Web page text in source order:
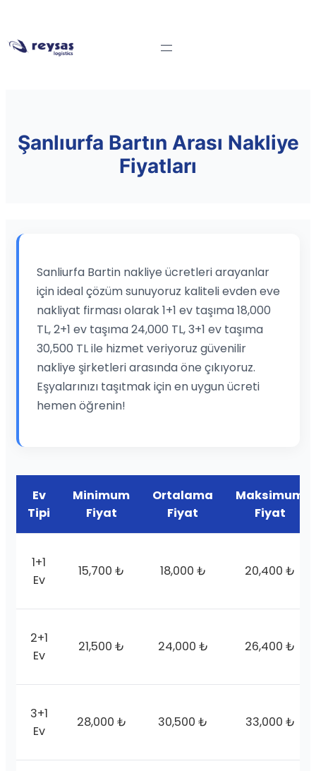
Şanlıurfa Bartın Arası Nakliye
Fiyatları
Sanliurfa Bartin nakliye ücretleri arayanlar
için ideal çözüm sunuyoruz kaliteli evden eve
nakliyat firması olarak 1+1 ev taşıma 18,000
TL, 2+1 ev taşıma 24,000 TL, 3+1 ev taşıma
30,500 TL ile hizmet veriyoruz güvenilir
nakliye şirketleri arasında öne çıkıyoruz.
Eşyalarınızı taşıtmak için en uygun ücreti
hemen öğrenin!
Ev
Tipi
Minimum
Fiyat
Ortalama
Fiyat
Maksimum
Fiyat
1+1
Ev
15,700 ₺ 18,000 ₺ 20,400 ₺
2+1
Ev
21,500 ₺ 24,000 ₺ 26,400 ₺
3+1
Ev
28,000 ₺ 30,500 ₺ 33,000 ₺